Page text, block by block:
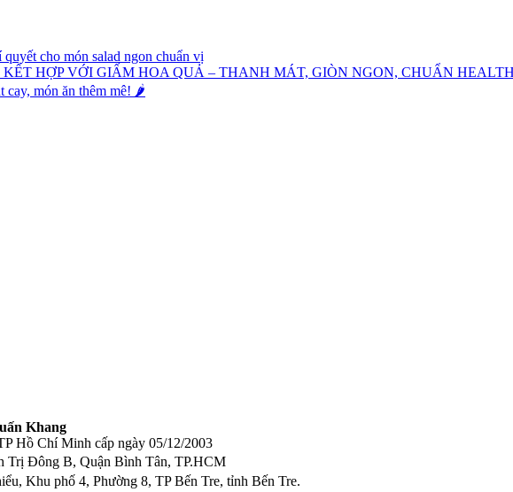
cho món salad ngon chuẩn vị
HỢP VỚI GIẤM HOA QUẢ – THANH MÁT, GIÒN NGON, CHUẨN
cay, món ăn thêm mê! 🌶️
Khang
Hồ Chí Minh cấp ngày 05/12/2003
Trị Đông B, Quận Bình Tân, TP.HCM
Khu phố 4, Phường 8, TP Bến Tre, tỉnh Bến Tre.